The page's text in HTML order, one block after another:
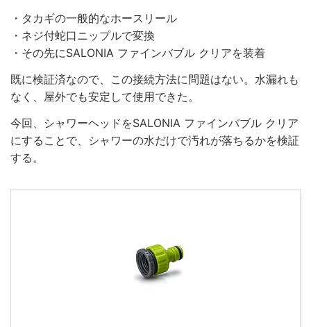
・タカギの一般的なホースリール
・ネジ付蛇口ニップルで変換
・その先にSALONIA ファインバブル クリアを装着
既に検証済なので、この接続方法に問題はない。水漏れも
なく、屋外でも安定して使用できた。
今回、シャワーヘッドをSALONIA ファインバブル クリア
にすることで、シャワーの水だけで汚れが落ちるかを検証
する。